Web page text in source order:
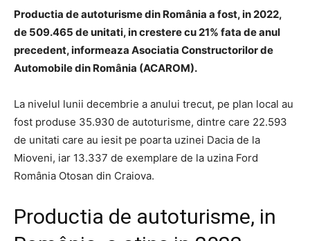
Productia de autoturisme din România a fost, in 2022,
de 509.465 de unitati, in crestere cu 21% fata de anul
precedent, informeaza Asociatia Constructorilor de
Automobile din România (ACAROM).
La nivelul lunii decembrie a anului trecut, pe plan local au
fost produse 35.930 de autoturisme, dintre care 22.593
de unitati care au iesit pe poarta uzinei Dacia de la
Mioveni, iar 13.337 de exemplare de la uzina Ford
România Otosan din Craiova.
Productia de autoturisme, in